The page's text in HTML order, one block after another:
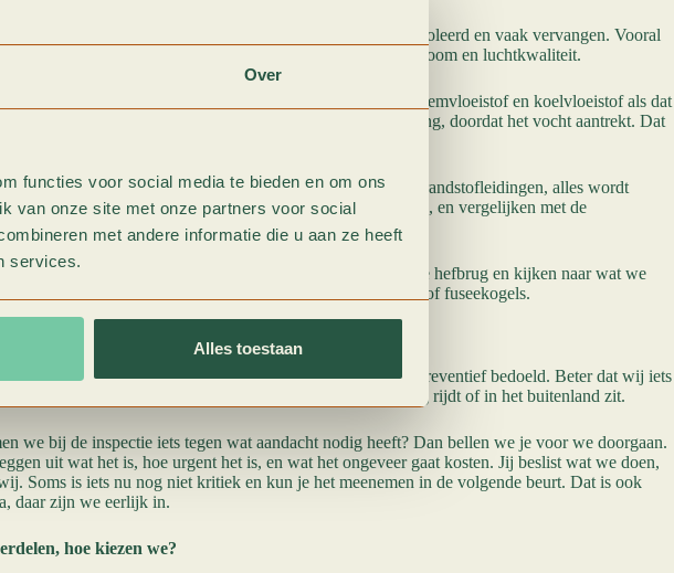
Over
functies voor social media te bieden en om ons
van onze site met onze partners voor social
met andere informatie die u aan ze heeft
services.
Alles toestaan
Brandstoffilter, luchtfilter en interieurfilter worden gecontroleerd en vaak vervangen. Vooral
en interieurfilter merken een groot verschil in luchtstroom en luchtkwaliteit.
Naast de motorolie controleren en verversen we de remvloeistof en koelvloeistof als dat
is. Vooral remvloeistof verliest in de loop der tijd zijn werking, doordat het vocht aantrekt. Dat
Accu, remmen, uitlaat, schokdempers, V-riemen, brandstofleidingen, alles wordt
We meten waar het kan, kijken visueel wat zichtbaar is, en vergelijken met de
van de fabrikant.
inspectie van het hele onderstel.
We rijden de auto op de hefbrug en kijken naar wat we
nooit zien. Roest, beschadigingen, slijtage aan stuurkogels of fuseekogels.
korte antwoord: ja. Het langere antwoord: een grote beurt is preventief bedoeld. Beter dat wij iets
in de werkplaats, dan dat het stuk gaat als je op de snelweg rijdt of in het buitenland zit.
we bij de inspectie iets tegen wat aandacht nodig heeft? Dan bellen we je voor we doorgaan.
uit wat het is, hoe urgent het is, en wat het ongeveer gaat kosten. Jij beslist wat we doen,
Soms is iets nu nog niet kritiek en kun je het meenemen in de volgende beurt. Dat is ook
daar zijn we eerlijk in.
hoe kiezen we?